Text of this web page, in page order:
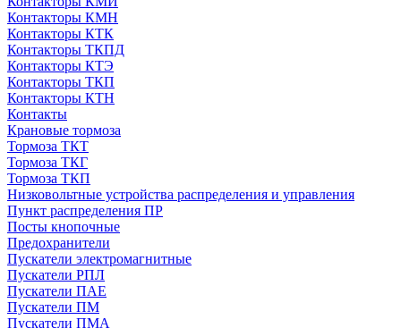
Контакторы КМН
Контакторы КТК
Контакторы ТКПД
Контакторы КТЭ
Контакторы ТКП
Контакторы КТН
Контакты
Крановые тормоза
Тормоза ТКТ
Тормоза ТКГ
Тормоза ТКП
Низковольтные устройства распределения и управления
Пункт распределения ПР
Посты кнопочные
Предохранители
Пускатели электромагнитные
Пускатели РПЛ
Пускатели ПАЕ
Пускатели ПМ
Пускатели ПМА